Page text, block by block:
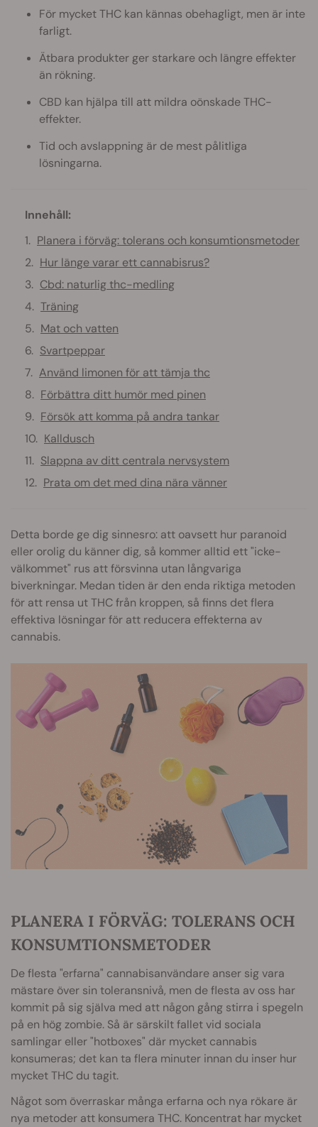
För mycket THC kan kännas obehagligt, men är inte
farligt.
Ätbara produkter ger starkare och längre effekter
än rökning.
CBD kan hjälpa till att mildra oönskade THC-
effekter.
Tid och avslappning är de mest pålitliga
lösningarna.
Innehåll:
Planera i förväg: tolerans och konsumtionsmetoder
Hur länge varar ett cannabisrus?
Cbd: naturlig thc-medling
Träning
Mat och vatten
Svartpeppar
Använd limonen för att tämja thc
Förbättra ditt humör med pinen
Försök att komma på andra tankar
Kalldusch
Slappna av ditt centrala nervsystem
Prata om det med dina nära vänner
Detta borde ge dig sinnesro: att oavsett hur paranoid
eller orolig du känner dig, så kommer alltid ett "icke-
välkommet" rus att försvinna utan långvariga
biverkningar. Medan tiden är den enda riktiga metoden
för att rensa ut THC från kroppen, så finns det flera
effektiva lösningar för att reducera effekterna av
cannabis.
PLANERA I FÖRVÄG: TOLERANS OCH
KONSUMTIONSMETODER
De flesta "erfarna" cannabisanvändare anser sig vara
mästare över sin toleransnivå, men de flesta av oss har
kommit på sig själva med att någon gång stirra i spegeln
på en hög zombie. Så är särskilt fallet vid sociala
samlingar eller "hotboxes" där mycket cannabis
konsumeras; det kan ta flera minuter innan du inser hur
mycket THC du tagit.
Något som överraskar många erfarna och nya rökare är
nya metoder att konsumera THC. Koncentrat har mycket